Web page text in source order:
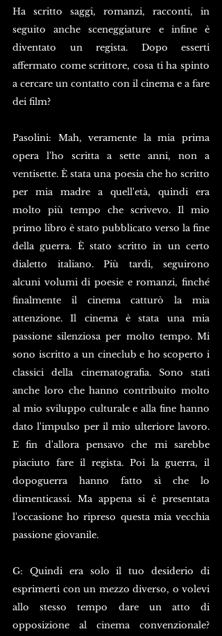
Ha scritto saggi, romanzi, racconti, in
seguito anche sceneggiature e infine è
diventato un regista. Dopo esserti
affermato come scrittore, cosa ti ha spinto
a cercare un contatto con il cinema e a fare
dei film?
Pasolini: Mah, veramente la mia prima
opera l'ho scritta a sette anni, non a
ventisette. È stata una poesia che ho scritto
per mia madre a quell'età, quindi era
molto più tempo che scrivevo. Il mio
primo libro è stato pubblicato verso la fine
della guerra. È stato scritto in un certo
dialetto italiano. Più tardi, seguirono
alcuni volumi di poesie e romanzi, finché
finalmente il cinema catturò la mia
attenzione. Il cinema è stata una mia
passione silenziosa per molto tempo. Mi
sono iscritto a un cineclub e ho scoperto i
classici della cinematografia. Sono stati
anche loro che hanno contribuito molto
al mio sviluppo culturale e alla fine hanno
dato l'impulso per il mio ulteriore lavoro.
E fin d'allora pensavo che mi sarebbe
piaciuto fare il regista. Poi la guerra, il
dopoguerra hanno fatto sì che lo
dimenticassi. Ma appena si è presentata
l'occasione ho ripreso questa mia vecchia
passione giovanile.
G: Quindi era solo il tuo desiderio di
esprimerti con un mezzo diverso, o volevi
allo stesso tempo dare un atto di
opposizione al cinema convenzionale?